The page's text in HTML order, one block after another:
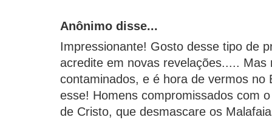
Anônimo disse...
Impressionante! Gosto desse tipo de
acredite em novas revelações..... Mas
contaminados, e é hora de vermos no
esse! Homens compromissados com
de Cristo, que desmascare os